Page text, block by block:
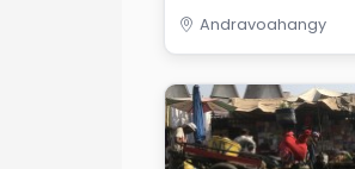
Andravoahangy